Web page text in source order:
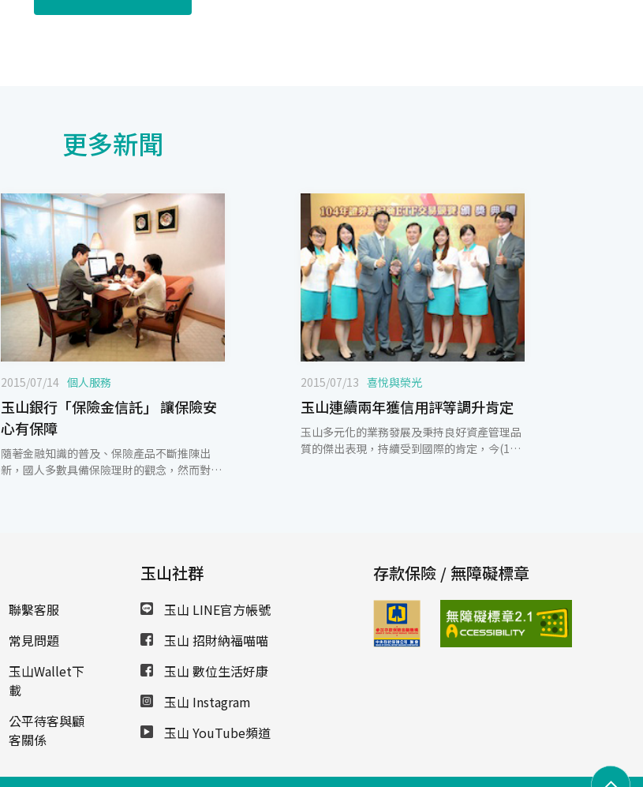
更多新聞
2015/07/14 個人服務
玉山銀行「保險金信託」 讓保險安
心有保障
隨著金融知識的普及、保險產品不斷推陳出
新，國人多數具備保險理財的觀念，然而對於
上，以死亡險為主，保戶於保險事故尚未發生
前，預先簽訂保險金信託契約，以保險受益人
擔任信託契約之委託人，將保險金信託予受託
人，日後保險事故發生時，保險金將轉入信託
財產專戶中，由銀行專業管理經營，等於是為
保險金加了一層防護罩，保障保險金留給最親
愛的家人。 信託是簡單又有保障的商品，信託
財產具有獨立性與安全性，除了費用合理外，
保障更是完善。一般而言，要保人希望保險理
賠金充分照顧家人，讓遺族的生活不受影響，
但在現實生活中，這些想法往往有可能存在許
2015/07/13 喜悅與榮光
玉山連續兩年獲信用評等調升肯定
玉山多元化的業務發展及秉持良好資產管理品
質的傑出表現，持續受到國際的肯定，今(13)
品質上的優異表現。在業務發展方面，玉山透
過大數據分析及整合行銷，創造更多元的收入
來源，尤其是在財富管理上，玉山更是連續三
年以平均4成的高成長率，高居市場第一，整
體手續費收入的占比提高至32%，遠高於市場
平均的20%。中華信評分析師也認為玉山在多
《亞洲銀行家雜誌》(The Asian Banker) 9項
聯繫客服
常見問題
玉山Wallet下
載
公平待客與顧
客關係
玉山社群
玉山 LINE官方帳號
玉山 招財納福喵喵
玉山 數位生活好康
玉山 Instagram
玉山 YouTube頻道
存款保險 / 無障礙標章